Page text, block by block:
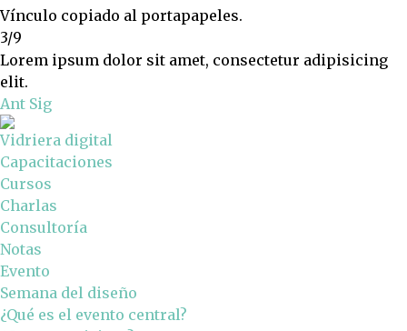
Vínculo copiado al portapapeles.
3/9
Lorem ipsum dolor sit amet, consectetur adipisicing
elit.
Ant Sig
Vidriera digital
Capacitaciones
Cursos
Charlas
Consultoría
Notas
Evento
Semana del diseño
¿Qué es el evento central?